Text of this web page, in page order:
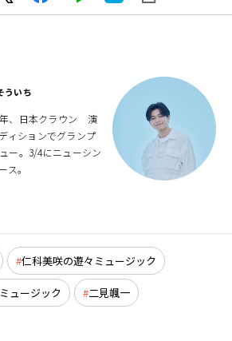
いち
、日本クラウン 演
ィションでグランプ
ー。3/4にニューシン
。
仁科美咲の遊々ミュージック
ュージック 二見颯一